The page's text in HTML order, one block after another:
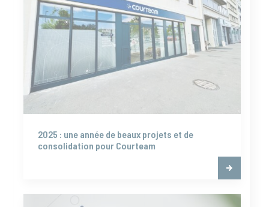
2025 : une année de beaux projets et de
consolidation pour Courteam